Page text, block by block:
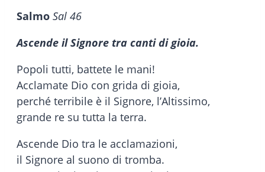
Salmo Sal 46
Ascende il Signore tra canti di gioia.
Popoli tutti, battete le mani!
Acclamate Dio con grida di gioia,
perché terribile è il Signore, l’Altissimo,
grande re su tutta la terra.
Ascende Dio tra le acclamazioni,
il Signore al suono di tromba.